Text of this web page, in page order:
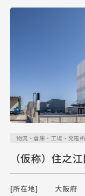
物流・倉庫・工場・発電所
（仮称）住之
[所在地]
大阪府